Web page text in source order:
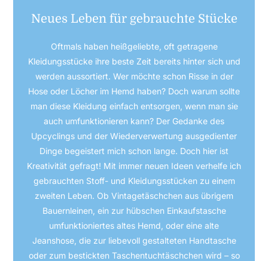
Neues Leben für gebrauchte Stücke
Oftmals haben heißgeliebte, oft getragene
Kleidungsstücke ihre beste Zeit bereits hinter sich und
werden aussortiert. Wer möchte schon Risse in der
Hose oder Löcher im Hemd haben? Doch warum sollte
man diese Kleidung einfach entsorgen, wenn man sie
auch umfunktionieren kann? Der Gedanke des
Upcyclings und der Wiederverwertung ausgedienter
Dinge begeistert mich schon lange. Doch hier ist
Kreativität gefragt! Mit immer neuen Ideen verhelfe ich
gebrauchten Stoff- und Kleidungsstücken zu einem
zweiten Leben. Ob Vintagetäschchen aus übrigem
Bauernleinen, ein zur hübschen Einkaufstasche
umfunktioniertes altes Hemd, oder eine alte
Jeanshose, die zur liebevoll gestalteten Handtasche
oder zum bestickten Taschentuchtäschchen wird – so